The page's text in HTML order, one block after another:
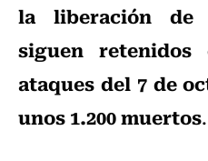
la liberación de
siguen
ataques del 7 de
unos 1.200 muertos.